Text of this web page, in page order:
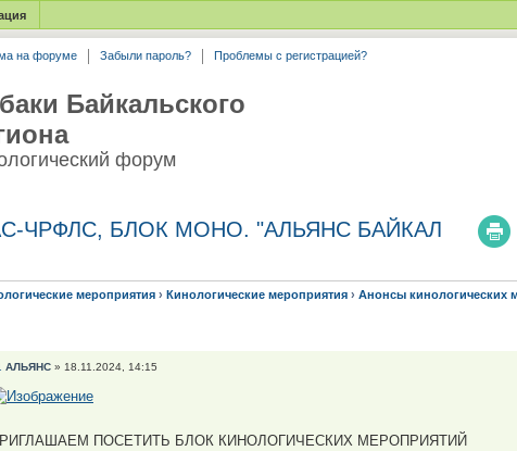
на форуме Забыли пароль? Проблемы с регистрацией?
Байкальского
форум
ЧРФЛС, БЛОК МОНО. "АЛЬЯНС БАЙКАЛ
мероприятия › Кинологические мероприятия › Анонсы кинологических
АЛЬЯНС » 18.11.2024, 14:15
ПОСЕТИТЬ БЛОК КИНОЛОГИЧЕСКИХ МЕРОПРИЯТИЙ